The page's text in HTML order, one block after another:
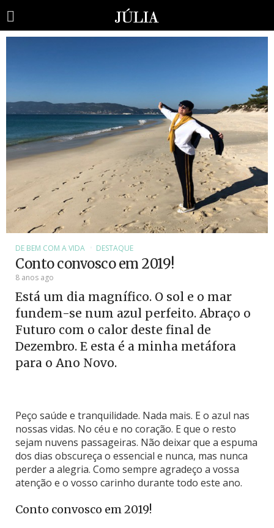
DE BEM COM A VIDA DESTAQUE
Conto convosco em 2019!
8 anos ago
Está um dia magnífico. O sol e o mar
fundem-se num azul perfeito. Abraço o
Futuro com o calor deste final de
Dezembro. E esta é a minha metáfora
para o Ano Novo.
Peço saúde e tranquilidade. Nada mais. E o azul nas
nossas vidas. No céu e no coração. E que o resto
sejam nuvens passageiras. Não deixar que a espuma
dos dias obscureça o essencial e nunca, mas nunca
perder a alegria. Como sempre agradeço a vossa
atenção e o vosso carinho durante todo este ano.
Conto convosco em 2019!